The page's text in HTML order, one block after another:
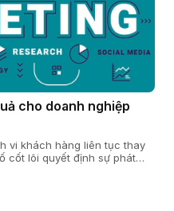
cho doanh nghiệp
vi khách hàng liên tục thay
cốt lõi quyết định sự phát
marketing hiệu quả nằm
xây dựng chiến lược